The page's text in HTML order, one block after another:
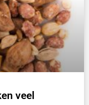
veel